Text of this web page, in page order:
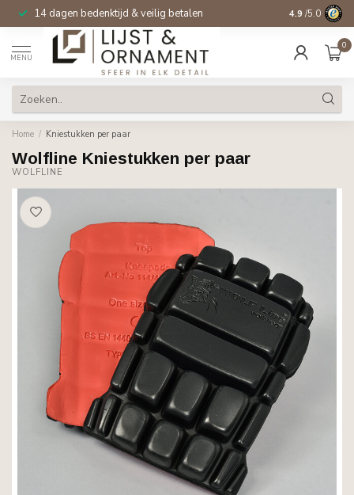
14 dagen bedenktijd & veilig betalen 4.9 /5.0
MENU
0
Home / Kniestukken per paar
Wolfline Kniestukken per paar
WOLFLINE